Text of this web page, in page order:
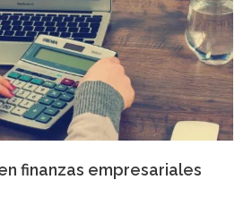
finanzas empresariales